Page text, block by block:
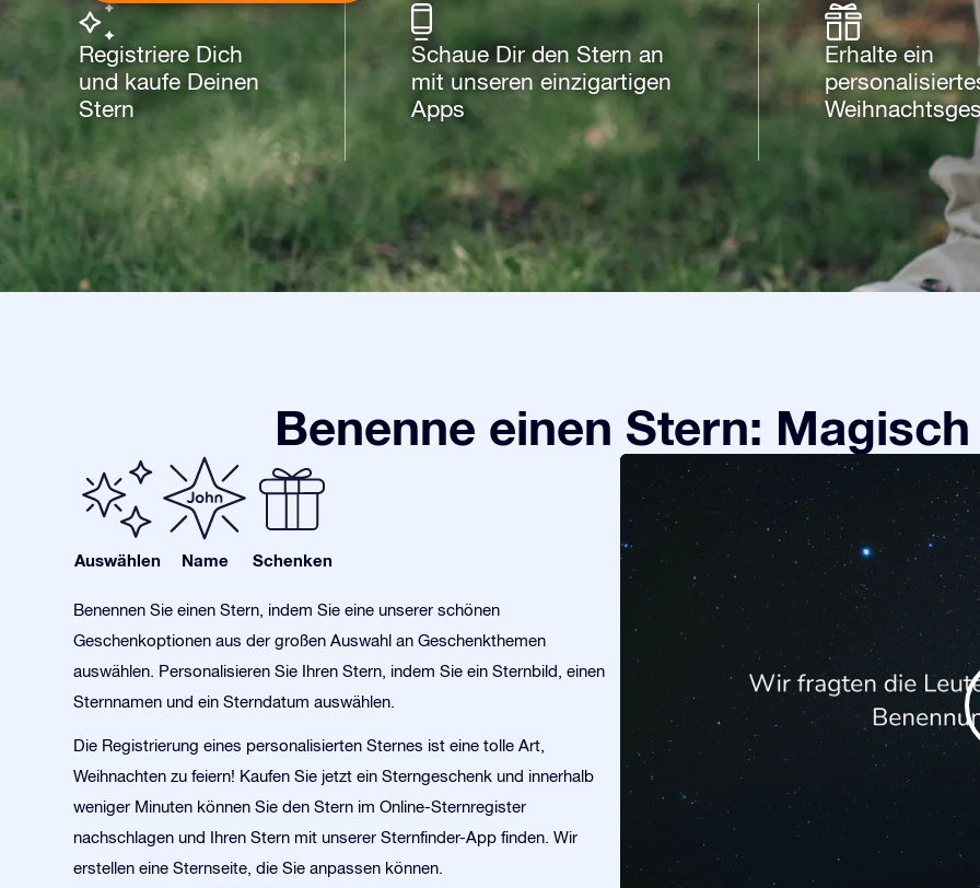
Registriere Dich
und kaufe Deinen
Stern
Schaue Dir den Stern an
mit unseren einzigartigen
Apps
Erhalte ein
Benenne einen Stern:
Auswählen Name Schenken
Benennen Sie einen Stern, indem Sie eine unserer schönen
Geschenkoptionen aus der großen Auswahl an Geschenkthemen
auswählen. Personalisieren Sie Ihren Stern, indem Sie ein Sternbild, einen
Sternnamen und ein Sterndatum auswählen.
Die Registrierung eines personalisierten Sternes ist eine tolle Art,
Weihnachten zu feiern! Kaufen Sie jetzt ein Sterngeschenk und innerhalb
weniger Minuten können Sie den Stern im Online-Sternregister
nachschlagen und Ihren Stern mit unserer Sternfinder-App finden. Wir
erstellen eine Sternseite, die Sie anpassen können.